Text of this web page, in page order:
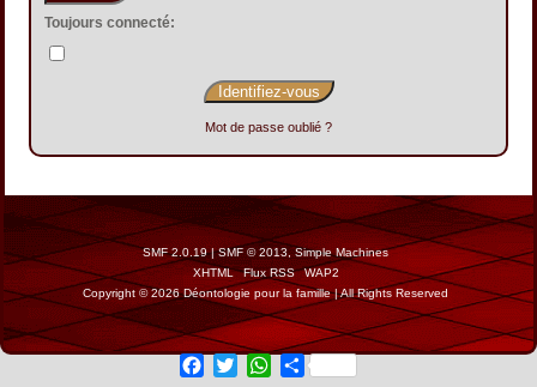
Toujours connecté:
Mot de passe oublié ?
SMF 2.0.19|SMF © 2013, Simple Machines
XHTML
Flux RSS
WAP2
Copyright © 2026 Déontologie pour la famille | All Rights Reserved
Facebook
Twitter WhatsApp
Share